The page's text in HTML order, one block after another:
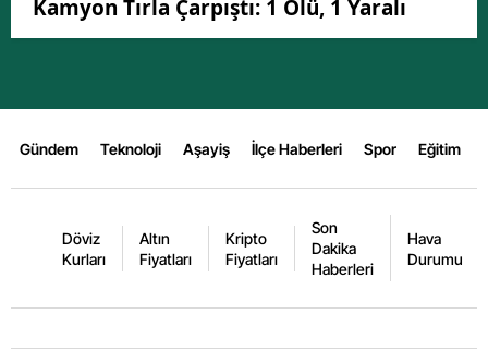
Kamyon Tırla Çarpıştı: 1 Ölü, 1 Yaralı
Gündem Teknoloji Aşayiş İlçe Haberleri Spor Eğitim
Döviz
Kurları
Altın
Fiyatları
Kripto
Fiyatları
Son
Dakika
Haberleri
Hava
Durumu